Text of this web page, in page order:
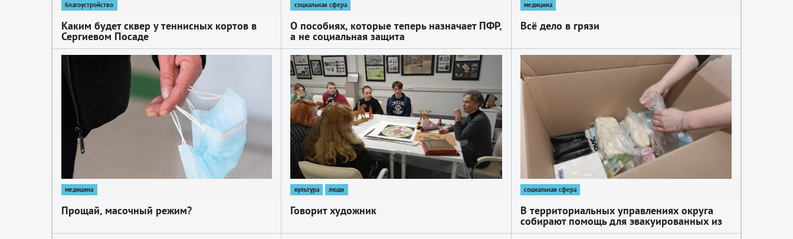
благоустройство
Каким будет сквер у теннисных кортов в
Сергиевом Посаде
социальная сфера
О пособиях, которые теперь назначает ПФР,
а не социальная защита
медицина
Всё дело в грязи
медицина
Прощай, масочный режим?
1
культура люди
Говорит художник
1
социальная сфера
В территориальных управлениях округа
собирают помощь для эвакуированных из
ДНР/ЛНР